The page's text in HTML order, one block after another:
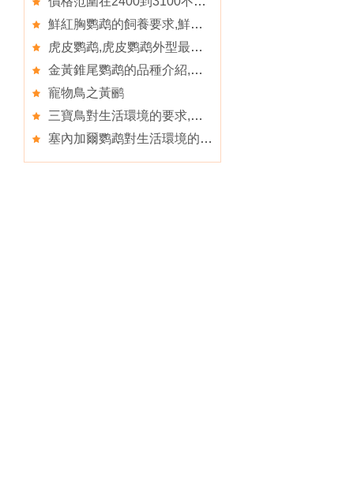
鮮紅胸鹦鹉的飼養要求,鮮紅胸鹦鹉形態特征
虎皮鹦鹉,虎皮鹦鹉外型最詳細的介紹
金黃錐尾鹦鹉的品種介紹,金黃錐尾鹦鹉的品種簡介
寵物鳥之黃鹂
三寶鳥對生活環境的要求,種群現狀
塞內加爾鹦鹉對生活環境的要求,鹦鹉